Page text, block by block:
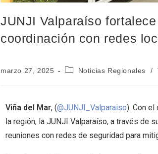
JUNJI Valparaíso
coordinación con redes
marzo 27, 2025 Noticias Regionales /
Viña del Mar, (@JUNJI_Valparaiso). Con
la región, la JUNJI Valparaíso, a través de
reuniones con redes de seguridad para